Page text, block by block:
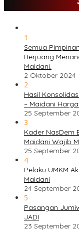
1
Semua
Berjuang
Maidani.
2 Oktober 2024
2
Hasil
– Maidani
25 September
3
Kader NasDem
Maidani Wajib
25 September
4
Pelaku UMKM
Maidani
24 September
5
Pasangan
JADI
23 September